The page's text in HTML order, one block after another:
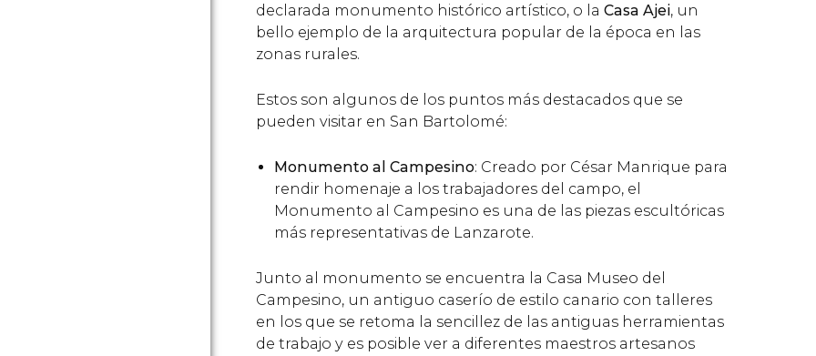
declarada monumento histórico artístico, o la Casa Ajei, un
bello ejemplo de la arquitectura popular de la época en las
zonas rurales.
Estos son algunos de los puntos más destacados que se
pueden visitar en San Bartolomé:
Monumento al Campesino: Creado por César Manrique para
rendir homenaje a los trabajadores del campo, el
Monumento al Campesino es una de las piezas escultóricas
más representativas de Lanzarote.
Junto al monumento se encuentra la Casa Museo del
Campesino, un antiguo caserío de estilo canario con talleres
en los que se retoma la sencillez de las antiguas herramientas
de trabajo y es posible ver a diferentes maestros artesanos